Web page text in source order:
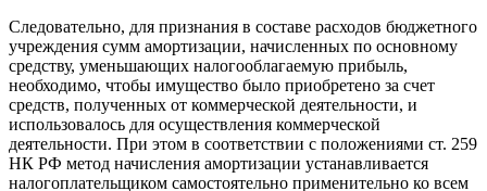
Следовательно, для признания в составе расходов бюджетного
учреждения сумм амортизации, начисленных по основному
средству, уменьшающих налогооблагаемую прибыль,
необходимо, чтобы имущество было приобретено за счет
средств, полученных от коммерческой деятельности, и
использовалось для осуществления коммерческой
деятельности. При этом в соответствии с положениями ст. 259
НК РФ метод начисления амортизации устанавливается
налогоплательщиком самостоятельно применительно ко всем